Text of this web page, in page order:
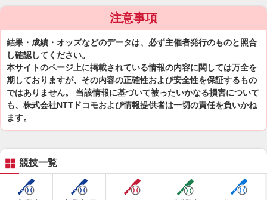
注意事項
結果・成績・オッズなどのデータは、必ず主催者発行のものと照合
し確認してください。
本サイトのページ上に掲載されている情報の内容に関しては万全を
期しておりますが、その内容の正確性および安全性を保証するもの
ではありません。 当該情報に基づいて被ったいかなる損害について
も、株式会社NTTドコモおよび情報提供者は一切の責任を負いかね
ます。
競技一覧